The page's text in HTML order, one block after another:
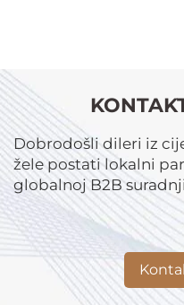
Dobrodošli dileri iz
žele postati lokalni
globalnoj B2B